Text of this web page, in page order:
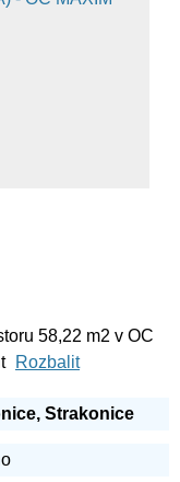
58,22 m2 v OC
Rozbalit
Strakonice